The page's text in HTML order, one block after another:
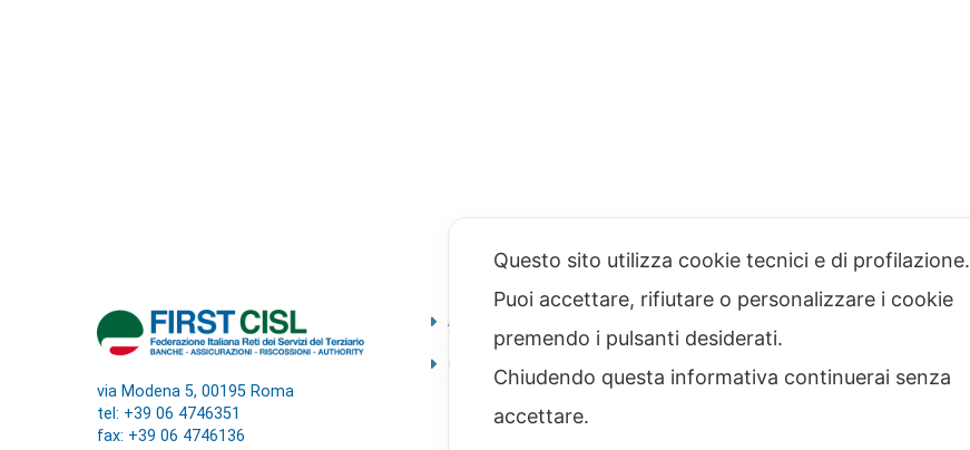
via Modena 5, 00195 Roma
tel: +39 06 4746351
fax: +39 06 4746136
Amministrazione
Trasparente
Codice Etico
Cookie policy
Questo sito utilizza cookie tecnici e di profilazione.
Puoi accettare, rifiutare o personalizzare i cookie
premendo i pulsanti desiderati.
Chiudendo questa informativa continuerai senza
accettare.